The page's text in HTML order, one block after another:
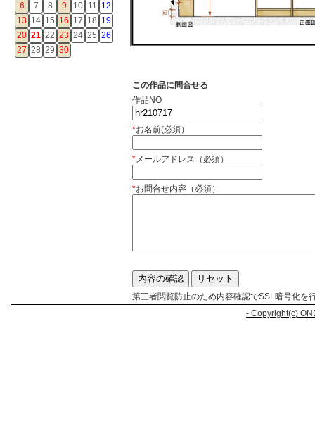
6
7 8 9 10 11 12
13 14 15 16 17 18 19
20 21 22 23 24 25 26
27 28 29 30
この作品に問合せる
作品NO
*お名前(必須）
*メールアドレス（必須）
*お問合せ内容（必須）
第三者閲覧防止のため内容確認でSSL暗号化を
- Copyright(c)